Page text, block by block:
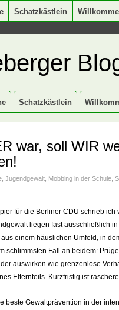
Schatzkästlein
Schatzkästlein
war, soll WIR
Jugendgewalt Mobbing in der Schule
für die Berliner CDU schrieb
liegen fast ausschließlich
einem häuslichen Umfeld, in
schlimmsten Fall an beidem:
auswirken wie grenzenlose
Elternteils. Kurzfristig ist
beste Gewaltprävention in der